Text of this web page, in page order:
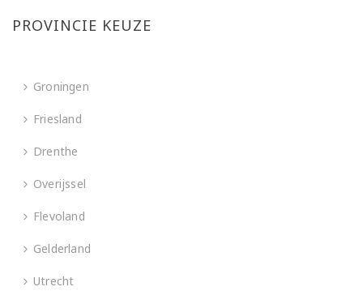
PROVINCIE KEUZE
Groningen
Friesland
Drenthe
Overijssel
Flevoland
Gelderland
Utrecht